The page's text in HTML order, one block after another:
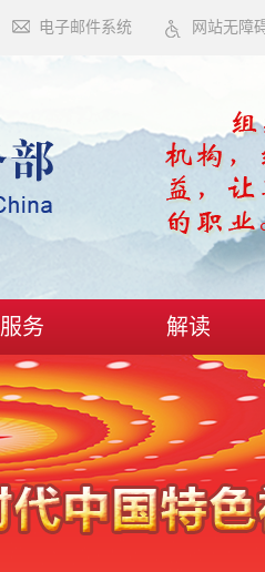
电子邮件系统 网站无障
服务 解读